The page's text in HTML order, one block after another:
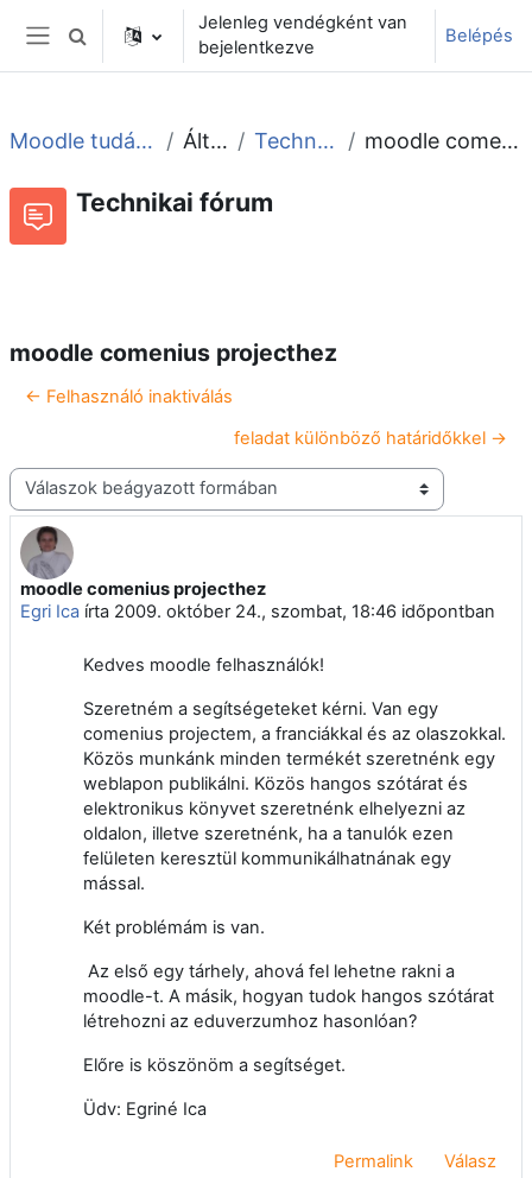
Tovább a fő tartalomhoz
Oldalpanel
Keresési bemeneti adatok váltása
Jelenleg vendégként van
bejelentkezve
Belépés
Moodle tudástár és fórum Általános Technikai fórum moodle comenius projecthez
Technikai fórum
moodle comenius projecthez
← Felhasználó inaktiválás
feladat különböző határidőkkel →
Megjelenítési mód
moodle comenius projecthez
Egri Ica írta 2009. október 24., szombat, 18:46 időpontban
Válaszok szám: 2
Kedves moodle felhasználók!
Szeretném a segítségeteket kérni. Van egy
comenius projectem, a franciákkal és az olaszokkal.
Közös munkánk minden termékét szeretnénk egy
weblapon publikálni. Közös hangos szótárat és
elektronikus könyvet szeretnénk elhelyezni az
oldalon, illetve szeretnénk, ha a tanulók ezen
felületen keresztül kommunikálhatnának egy
mással.
Két problémám is van.
Az első egy tárhely, ahová fel lehetne rakni a
moodle-t. A másik, hogyan tudok hangos szótárat
létrehozni az eduverzumhoz hasonlóan?
Előre is köszönöm a segítséget.
Üdv: Egriné Ica
Permalink Válasz